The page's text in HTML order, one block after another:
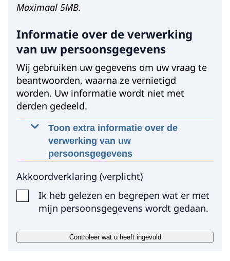
Maximaal 5MB.
Informatie over de verwerking
van uw persoonsgegevens
Wij gebruiken uw gegevens om uw vraag te
beantwoorden, waarna ze vernietigd
worden. Uw informatie wordt niet met
derden gedeeld.
Toon extra informatie over de
verwerking van uw
persoonsgegevens
gevraagd?
Wij gebruiken uw gegevens, met uw
toestemming, omdat wij anders niet in
Akkoordverklaring (verplicht)
Ik heb gelezen en begrepen wat er met
mijn persoonsgegevens wordt gedaan.
Controleer wat u heeft ingevuld